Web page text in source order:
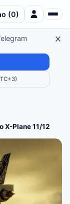
(0)
X-Plane 11/12